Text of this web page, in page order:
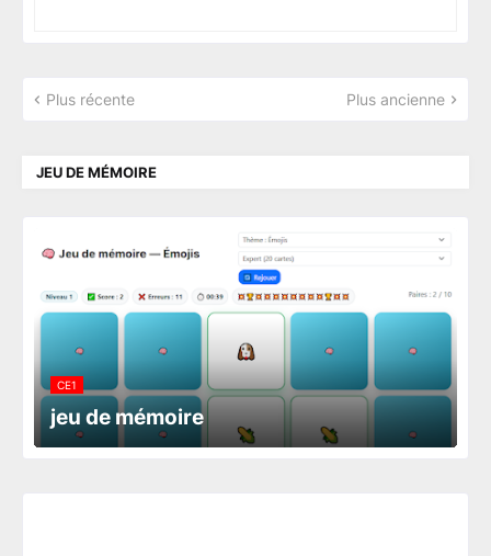
Plus récente Plus ancienne
JEU DE MÉMOIRE
CE1
jeu de mémoire